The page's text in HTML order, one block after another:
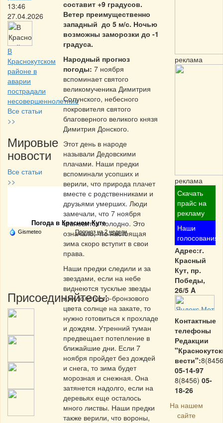
13:46
27.04.2026
В
Краснокутском
районе в
аварии
пострадали
несовершеннолетние
Все статьи
>>
Мировые
новости
Все статьи
>>
Частная реклама
Погода в Красном Куте
Gismeteo Прогноз на 2 недели
Присоединяйтесь:
составит +9 градусов.
Ветер преимущественно
западный до 5 м/с. Ночью
возможны заморозки до -1
градуса.
Народный прогноз
погоды: 7 ноября
вспоминает святого
великомученика Димитрия
Солунского, небесного
покровителя святого
благоверного великого князя
Димитрия Донского.
Этот день в народе
называли Дедовскими
плачами. Наши предки
вспоминали усопших и
верили, что природа плачет
вместе с родственниками и
друзьями умерших. Люди
замечали, что 7 ноября
становится холодно. Это
означало, что настоящая
зима скоро вступит в свои
права.
Наши предки следили и за
звездами, если на небе
виднеются тусклые звезды
или золотисто-бронзового
цвета солнце на закате, то
нужно готовиться к прохладе
и дождям. Утренний туман
предвещает потепление в
ближайшие дни. Если 7
ноября пройдет без дождей
и снега, то зима будет
морозная и снежная. Она
затянется надолго, если на
деревьях еще осталось
много листвы. Наши предки
также верили, что вороны,
реклама
реклама
Скачать
прайс на
рекламу
Наши
голосования
Адрес:г.
Красный
Кут, пр.
Победы,
26/5 A
Контактные
телефоны
Редакции
вести":
05-14-97
8(8456) 05-
18-26
На нашем
сайте